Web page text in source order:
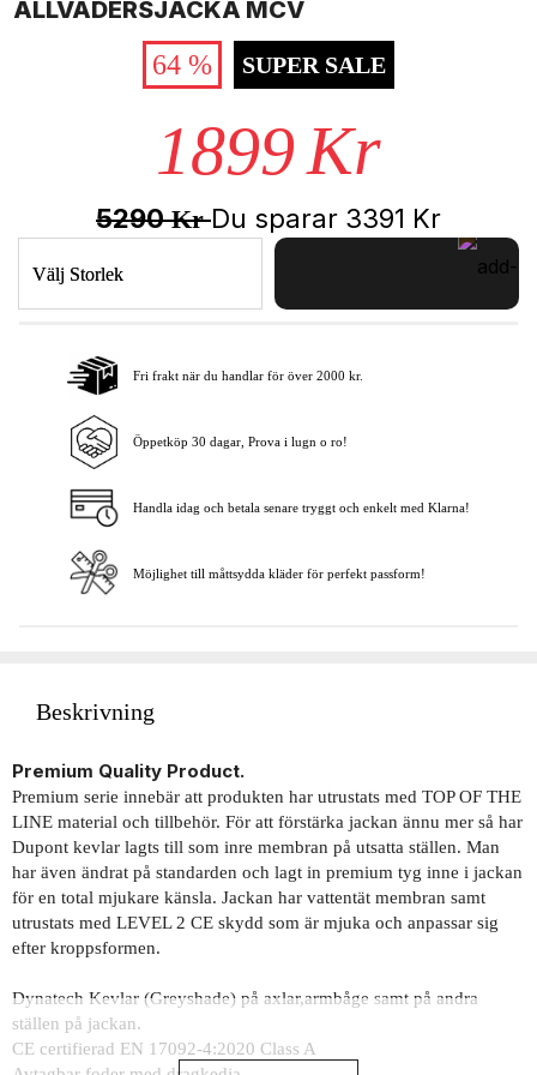
ALLVÄDERSJACKA MCV
64 % SUPER SALE
1899Kr
5290KrDu sparar 3391 Kr
Välj Storlek
Lägg i varukorgen
Fri frakt när du handlar för över 2000 kr.
Öppetköp 30 dagar, Prova i lugn o ro!
Handla idag och betala senare tryggt och enkelt med Klarna!
Möjlighet till måttsydda kläder för perfekt passform!
Beskrivning
Premium Quality Product.
Premium serie innebär att produkten har utrustats med TOP OF THE
LINE material och tillbehör. För att förstärka jackan ännu mer så har
Dupont kevlar lagts till som inre membran på utsatta ställen. Man
har även ändrat på standarden och lagt in premium tyg inne i jackan
för en total mjukare känsla. Jackan har vattentät membran samt
utrustats med LEVEL 2 CE skydd som är mjuka och anpassar sig
efter kroppsformen.
Dynatech Kevlar (Greyshade) på axlar,armbåge samt på andra
ställen på jackan.
CE certifierad EN 17092-4:2020 Class A